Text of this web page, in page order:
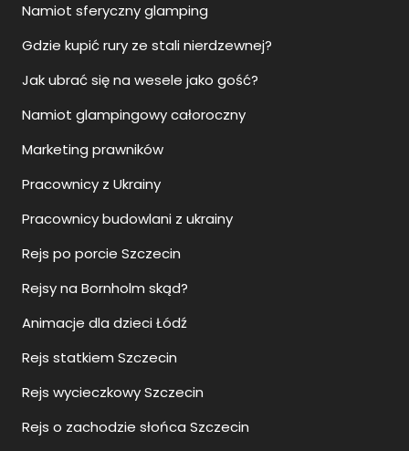
Namiot sferyczny glamping
Gdzie kupić rury ze stali nierdzewnej?
Jak ubrać się na wesele jako gość?
Namiot glampingowy całoroczny
Marketing prawników
Pracownicy z Ukrainy
Pracownicy budowlani z ukrainy
Rejs po porcie Szczecin
Rejsy na Bornholm skąd?
Animacje dla dzieci Łódź
Rejs statkiem Szczecin
Rejs wycieczkowy Szczecin
Rejs o zachodzie słońca Szczecin